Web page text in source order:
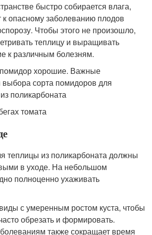
быстро собирается влага,
к опасному заболеванию плодов
Чтобы этого не произошло,
теплицу и выращивать
к различным болезням.
томата
теплицы из поликарбоната должны
в уходе. На небольшом
полноценно ухаживать
с умеренным ростом куста, чтобы
обрезать и формировать.
также сокращает время